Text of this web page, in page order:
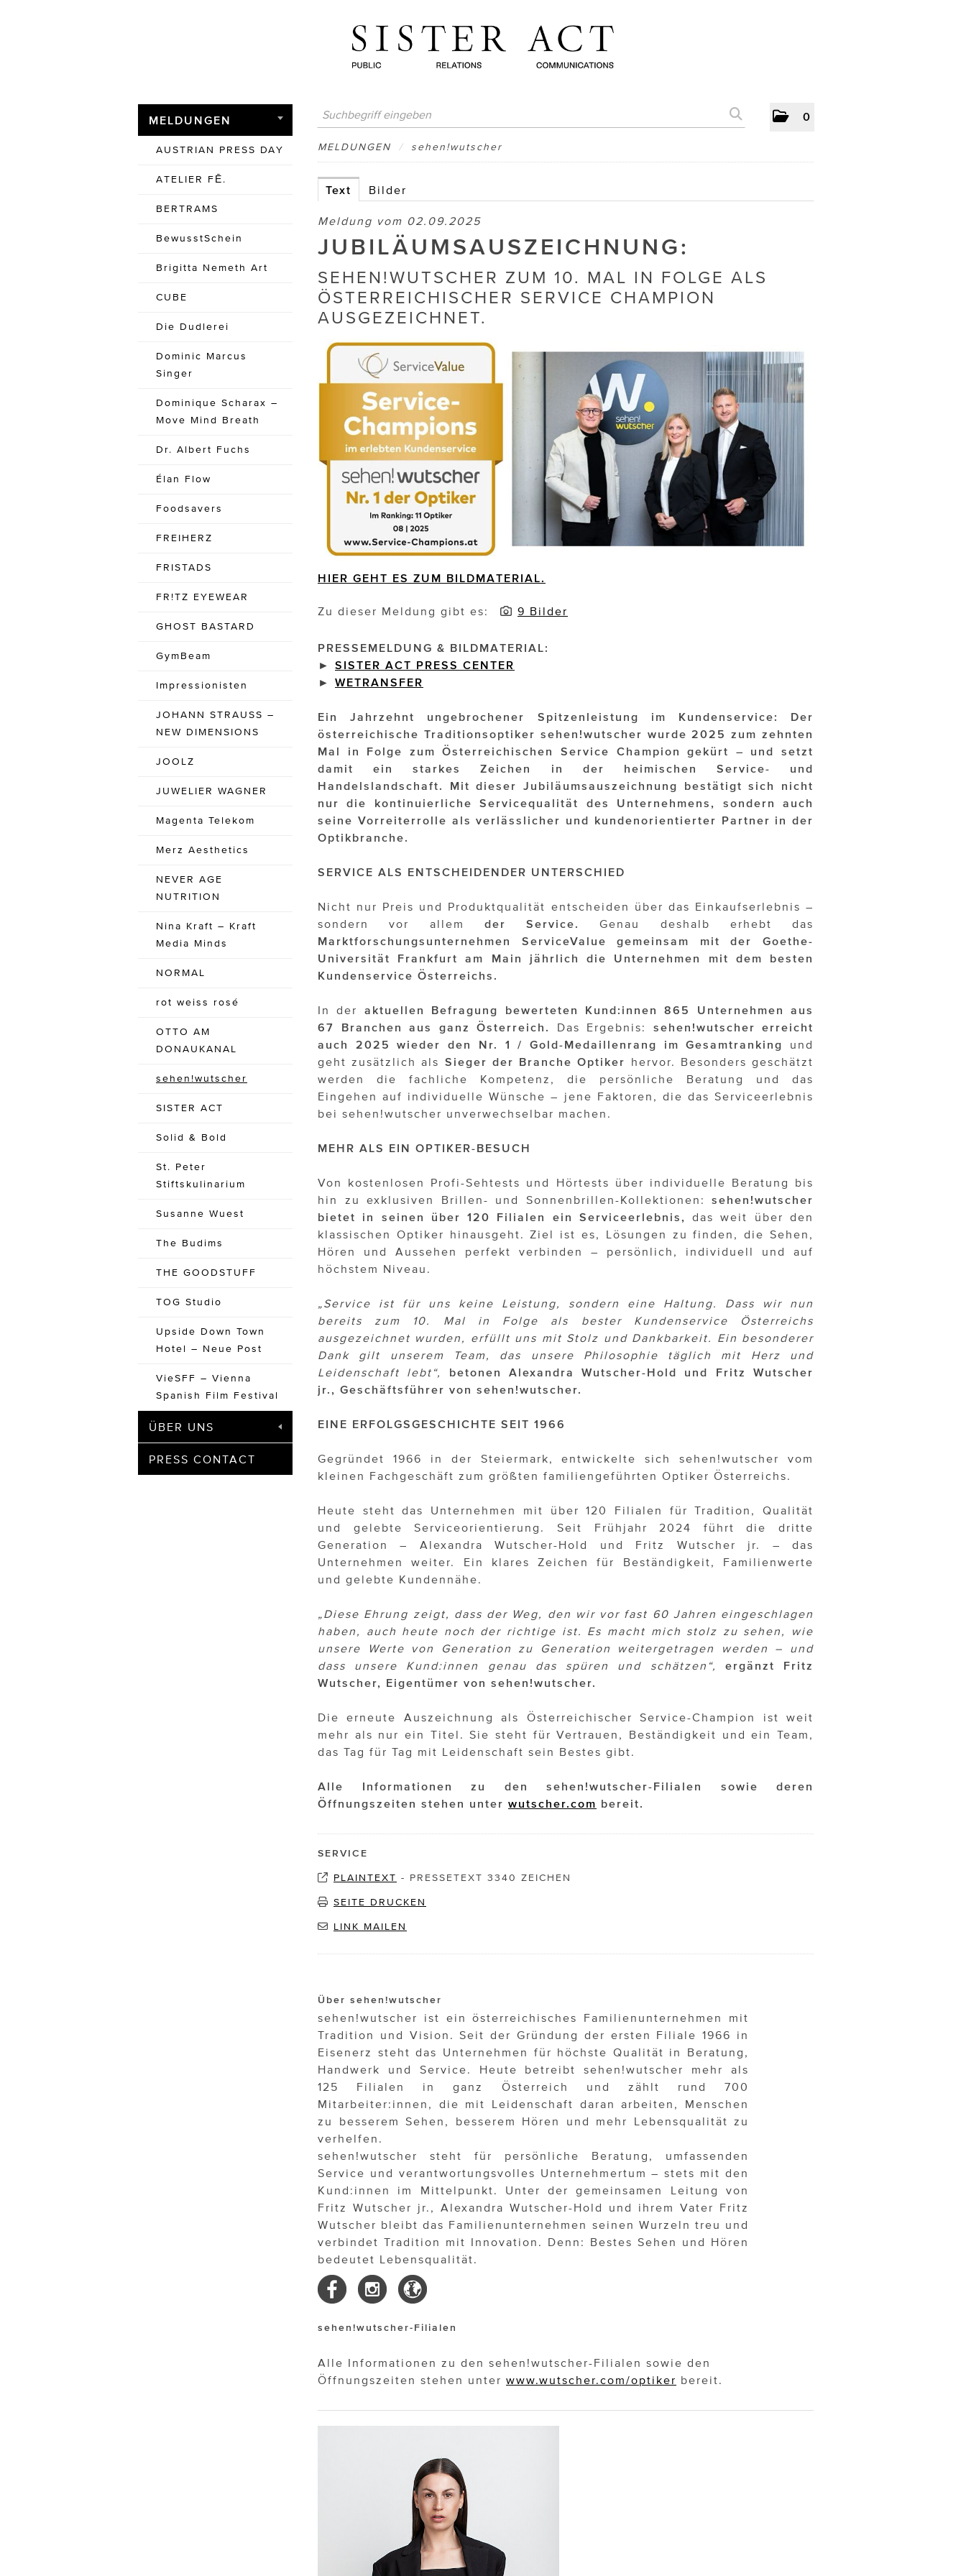
0
MELDUNGEN
AUSTRIAN PRESS DAY
ATELIER FĒ.
BERTRAMS
BewusstSchein
Brigitta Nemeth Art
CUBE
Die Dudlerei
Dominic Marcus
Singer
Dominique Scharax –
Move Mind Breath
Dr. Albert Fuchs
Élan Flow
Foodsavers
FREIHERZ
FRISTADS
FR!TZ EYEWEAR
GHOST BASTARD
GymBeam
Impressionisten
JOHANN STRAUSS –
NEW DIMENSIONS
JOOLZ
JUWELIER WAGNER
Magenta Telekom
Merz Aesthetics
NEVER AGE
NUTRITION
Nina Kraft – Kraft
Media Minds
NORMAL
rot weiss rosé
OTTO AM
DONAUKANAL
sehen!wutscher
SISTER ACT
Solid & Bold
St. Peter
Stiftskulinarium
Susanne Wuest
The Budims
THE GOODSTUFF
TOG Studio
Upside Down Town
Hotel – Neue Post
VieSFF – Vienna
Spanish Film Festival
ÜBER UNS
PRESS CONTACT
MELDUNGEN / sehen!wutscher
Text Bilder
Meldung vom 02.09.2025
JUBILÄUMSAUSZEICHNUNG:
SEHEN!WUTSCHER ZUM 10. MAL IN FOLGE ALS
ÖSTERREICHISCHER SERVICE CHAMPION
AUSGEZEICHNET.
HIER GEHT ES ZUM BILDMATERIAL.
Zu dieser Meldung gibt es: 9 Bilder
PRESSEMELDUNG & BILDMATERIAL:
► SISTER ACT PRESS CENTER
► WETRANSFER
Ein Jahrzehnt ungebrochener Spitzenleistung im Kundenservice: Der
österreichische Traditionsoptiker sehen!wutscher wurde 2025 zum zehnten
Mal in Folge zum Österreichischen Service Champion gekürt – und setzt
damit ein starkes Zeichen in der heimischen Service- und
Handelslandschaft. Mit dieser Jubiläumsauszeichnung bestätigt sich nicht
nur die kontinuierliche Servicequalität des Unternehmens, sondern auch
seine Vorreiterrolle als verlässlicher und kundenorientierter Partner in der
Optikbranche.
SERVICE ALS ENTSCHEIDENDER UNTERSCHIED
Nicht nur Preis und Produktqualität entscheiden über das Einkaufserlebnis –
sondern vor allem der Service.
Genau deshalb erhebt das
Marktforschungsunternehmen ServiceValue gemeinsam mit der Goethe-
Universität Frankfurt am Main jährlich die Unternehmen mit dem besten
Kundenservice Österreichs.
In der aktuellen Befragung bewerteten Kund:innen 865 Unternehmen aus
67 Branchen aus ganz Österreich.
Das Ergebnis: sehen!wutscher
erreicht
auch 2025 wieder den Nr. 1 / Gold-Medaillenrang im Gesamtranking
und
geht zusätzlich als Sieger der Branche Optiker
hervor. Besonders geschätzt
werden die fachliche Kompetenz, die persönliche Beratung und das
Eingehen auf individuelle Wünsche – jene Faktoren, die das Serviceerlebnis
bei sehen!wutscher unverwechselbar machen.
MEHR ALS EIN OPTIKER-BESUCH
Von kostenlosen Profi-Sehtests und Hörtests über individuelle Beratung bis
hin zu exklusiven Brillen- und Sonnenbrillen-Kollektionen: sehen!wutscher
bietet in seinen über 120 Filialen ein Serviceerlebnis,
das weit über den
klassischen Optiker hinausgeht. Ziel ist es, Lösungen zu finden, die Sehen,
Hören und Aussehen perfekt verbinden – persönlich, individuell und auf
höchstem Niveau.
„Service ist für uns keine Leistung, sondern eine Haltung. Dass wir nun
bereits zum 10. Mal in Folge als bester Kundenservice Österreichs
ausgezeichnet wurden, erfüllt uns mit Stolz und Dankbarkeit. Ein besonderer
Dank gilt unserem Team, das unsere Philosophie täglich mit Herz und
Leidenschaft lebt“, betonen Alexandra Wutscher-Hold und Fritz Wutscher
jr., Geschäftsführer von sehen!wutscher.
EINE ERFOLGSGESCHICHTE SEIT 1966
Gegründet 1966 in der Steiermark, entwickelte sich sehen!wutscher vom
kleinen Fachgeschäft zum größten familiengeführten Optiker Österreichs.
Heute steht das Unternehmen mit über 120 Filialen für Tradition, Qualität
und gelebte Serviceorientierung. Seit Frühjahr 2024 führt die dritte
Generation – Alexandra Wutscher-Hold und Fritz Wutscher jr. – das
Unternehmen weiter. Ein klares Zeichen für Beständigkeit, Familienwerte
und gelebte Kundennähe.
„Diese Ehrung zeigt, dass der Weg, den wir vor fast 60 Jahren eingeschlagen
haben, auch heute noch der richtige ist. Es macht mich stolz zu sehen, wie
unsere Werte von Generation zu Generation weitergetragen werden – und
dass unsere Kund:innen genau das spüren und schätzen“,
ergänzt Fritz
Wutscher, Eigentümer von sehen!wutscher.
Die erneute Auszeichnung als Österreichischer Service-Champion ist weit
mehr als nur ein Titel. Sie steht für Vertrauen, Beständigkeit und ein Team,
das Tag für Tag mit Leidenschaft sein Bestes gibt.
Alle Informationen zu den sehen!wutscher-Filialen sowie deren
Öffnungszeiten stehen unter wutscher.com bereit.
SERVICE
PLAINTEXT - PRESSETEXT 3340 ZEICHEN
SEITE DRUCKEN
LINK MAILEN
Über sehen!wutscher
sehen!wutscher ist ein österreichisches Familienunternehmen mit
Tradition und Vision. Seit der Gründung der ersten Filiale 1966 in
Eisenerz steht das Unternehmen für höchste Qualität in Beratung,
Handwerk und Service. Heute betreibt sehen!wutscher mehr als
125 Filialen in ganz Österreich und zählt rund 700
Mitarbeiter:innen, die mit Leidenschaft daran arbeiten, Menschen
zu besserem Sehen, besserem Hören und mehr Lebensqualität zu
verhelfen.
sehen!wutscher steht für persönliche Beratung, umfassenden
Service und verantwortungsvolles Unternehmertum – stets mit den
Kund:innen im Mittelpunkt. Unter der gemeinsamen Leitung von
Fritz Wutscher jr., Alexandra Wutscher-Hold und ihrem Vater Fritz
Wutscher bleibt das Familienunternehmen seinen Wurzeln treu und
verbindet Tradition mit Innovation. Denn: Bestes Sehen und Hören
bedeutet Lebensqualität.
sehen!wutscher-Filialen
Alle Informationen zu den sehen!wutscher-Filialen sowie den
Öffnungszeiten stehen unter www.wutscher.com/optiker bereit.